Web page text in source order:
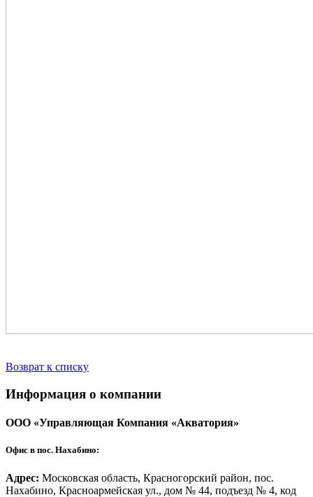
Возврат к списку
Информация о компании
ООО «Управляющая Компания «Акватория»
Офис в пос. Нахабино:
Адрес: Московская область, Красногорский район, пос.
Нахабино, Красноармейская ул., дом № 44, подъезд № 4, код